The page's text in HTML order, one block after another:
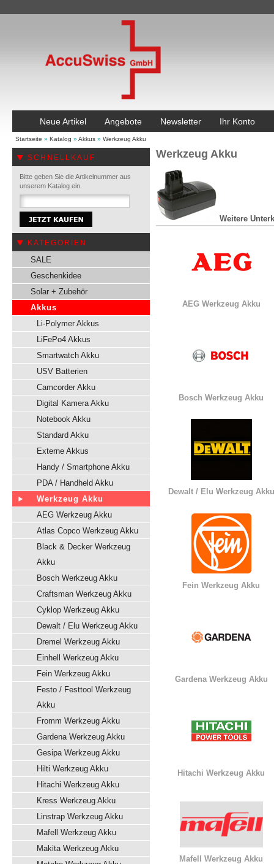
Neue Artikel Angebote Newsletter Ihr Konto
Startseite » Katalog » Akkus » Werkzeug Akku
SCHNELLKAUF
Bitte geben Sie die Artikelnummer aus
unserem Katalog ein.
KATEGORIEN
SALE
Geschenkidee
Solar + Zubehör
Akkus
Li-Polymer Akkus
LiFePo4 Akkus
Smartwatch Akku
USV Batterien
Camcorder Akku
Digital Kamera Akku
Notebook Akku
Standard Akku
Externe Akkus
Handy / Smartphone Akku
PDA / Handheld Akku
Werkzeug Akku
AEG Werkzeug Akku
Atlas Copco Werkzeug Akku
Black & Decker Werkzeug
Akku
Bosch Werkzeug Akku
Craftsman Werkzeug Akku
Cyklop Werkzeug Akku
Dewalt / Elu Werkzeug Akku
Dremel Werkzeug Akku
Einhell Werkzeug Akku
Fein Werkzeug Akku
Festo / Festtool Werkzeug
Akku
Fromm Werkzeug Akku
Gardena Werkzeug Akku
Gesipa Werkzeug Akku
Hilti Werkzeug Akku
Hitachi Werkzeug Akku
Kress Werkzeug Akku
Linstrap Werkzeug Akku
Mafell Werkzeug Akku
Makita Werkzeug Akku
Werkzeug Akku
Weitere
AEG Werkzeug Akku
Bosch Werkzeug Akku
Dewalt / Elu Werkzeug Akku
Fein Werkzeug Akku
Gardena Werkzeug Akku
Hitachi Werkzeug Akku
Mafell Werkzeug Akku